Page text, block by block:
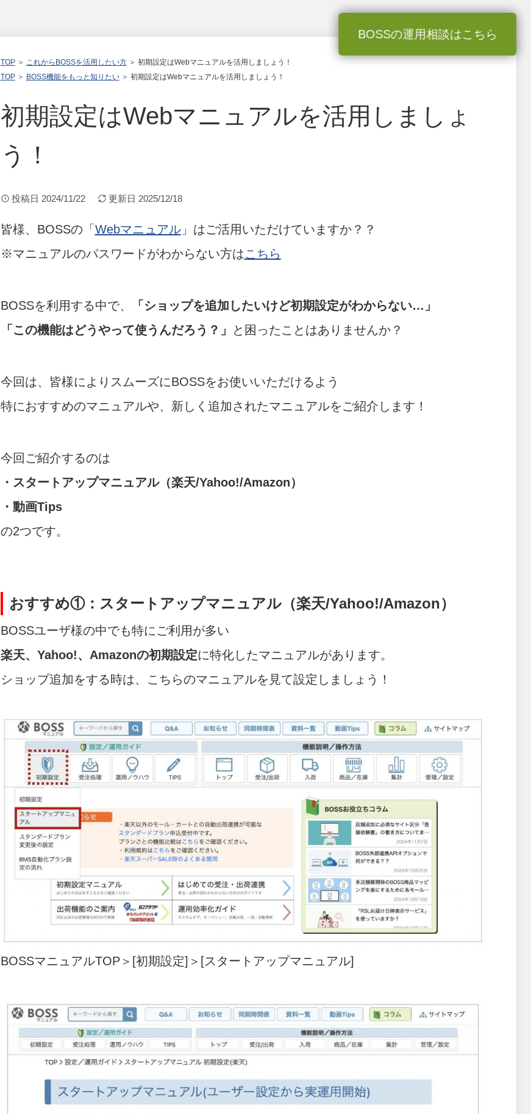
BOSSの運用相談はこちら
TOP＞ これからBOSSを活用したい方＞ 初期設定はWebマニュアルを活用しましょう！
TOP＞ BOSS機能をもっと知りたい＞ 初期設定はWebマニュアルを活用しましょう！
初期設定はWebマニュアルを活用しましょ
う！
投稿日 2024/11/22 更新日 2025/12/18
皆様、BOSSの「 Webマニュアル」はご活用いただけていますか？？
※マニュアルのパスワードがわからない方はこちら
BOSSを利用する中で、
「ショップを追加したいけど初期設定がわからない…」
「この機能はどうやって使うんだろう？」
と困ったことはありませんか？
今回は、皆様によりスムーズにBOSSをお使いいただけるよう
特におすすめのマニュアルや、新しく追加されたマニュアルをご紹介します！
今回ご紹介するのは
・スタートアップマニュアル（楽天/Yahoo!/Amazon）
・動画Tips
の2つです。
おすすめ①：スタートアップマニュアル（楽天/Yahoo!/Amazon）
BOSSユーザ様の中でも特にご利用が多い
楽天、Yahoo!、Amazonの初期設定に特化したマニュアルがあります。
ショップ追加をする時は、こちらのマニュアルを見て設定しましょう！
BOSSマニュアルTOP＞[初期設定]＞[スタートアップマニュアル]